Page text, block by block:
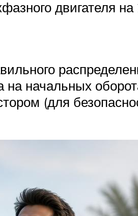
двигателя
на начальных
(для